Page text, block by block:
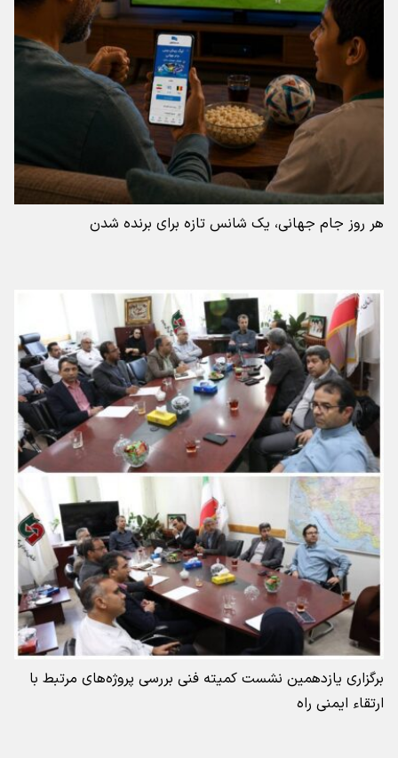
هر روز جام جهانی، یک شانس تازه برای برنده شدن
برگزاری یازدهمین نشست کمیته فنی بررسی پروژه‌های مرتبط با
ارتقاء ایمنی راه